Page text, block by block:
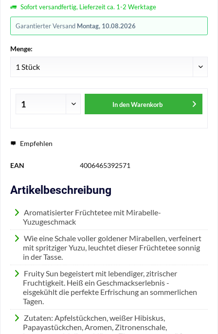
Sofort versandfertig, Lieferzeit ca. 1-2 Werktage
Garantierter Versand Montag, 10.08.2026
Menge:
In den Warenkorb
Empfehlen
EAN 4006465392571
Artikelbeschreibung
Aromatisierter Früchtetee mit Mirabelle-
Yuzugeschmack
Wie eine Schale voller goldener Mirabellen, verfeinert
mit spritziger Yuzu, leuchtet dieser Früchtetee sonnig
in der Tasse.
Fruity Sun begeistert mit lebendiger, zitrischer
Fruchtigkeit. Heiß ein Geschmackserlebnis -
eisgekühlt die perfekte Erfrischung an sommerlichen
Tagen.
Zutaten: Apfelstückchen, weißer Hibiskus,
Papayastückchen, Aromen, Zitronenschale,